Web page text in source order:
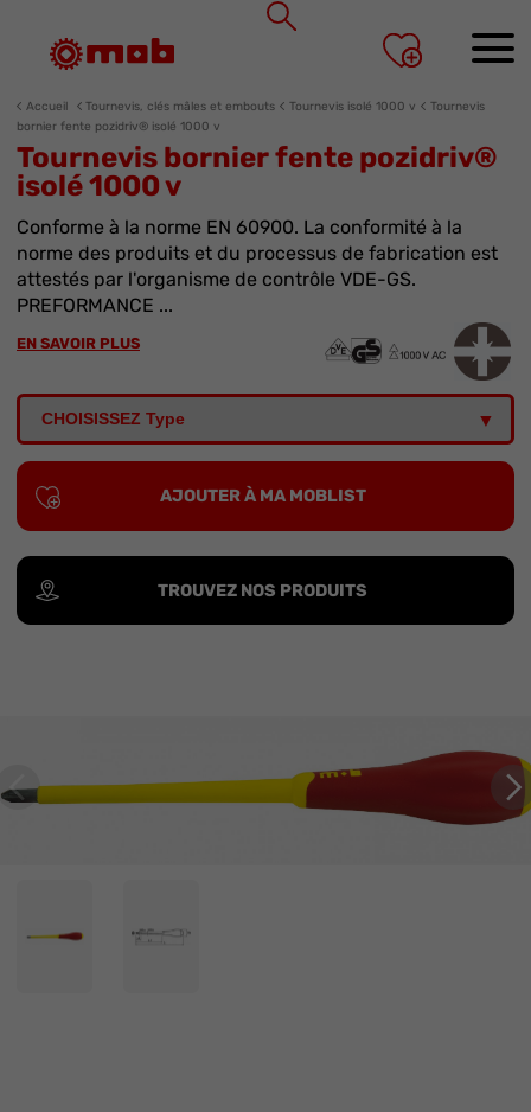
Accueil Tournevis, clés mâles et embouts Tournevis isolé 1000 v
Tournevis
bornier fente pozidriv® isolé 1000 v
Tournevis bornier fente pozidriv®
isolé 1000 v
Conforme à la norme EN 60900. La conformité à la
norme des produits et du processus de fabrication est
attestés par l'organisme de contrôle VDE-GS.
PREFORMANCE ...
EN SAVOIR PLUS
AJOUTER À MA MOBLIST
TROUVEZ NOS PRODUITS